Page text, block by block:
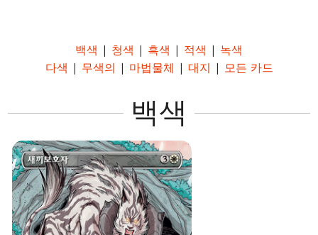
백색 | 청색 | 흑색 | 적색 | 녹색
다색 | 무색의 | 마법물체 | 대지 | 모든 카드
백색